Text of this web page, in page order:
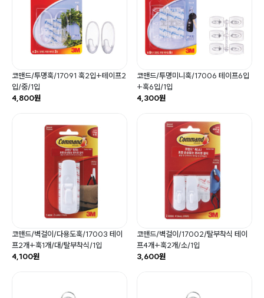
코맨드/투명훅/17091 훅2입+테이프2
입/중/1입
4,800원
코맨드/투명미니훅/17006 테이프6입
+훅6입/1입
4,300원
코맨드/벽걸이/다용도훅/17003 테이
프2개+훅1개/대/탈부착식/1입
4,100원
코맨드/벽걸이/17002/탈부착식 테이
프4개+훅2개/소/1입
3,600원